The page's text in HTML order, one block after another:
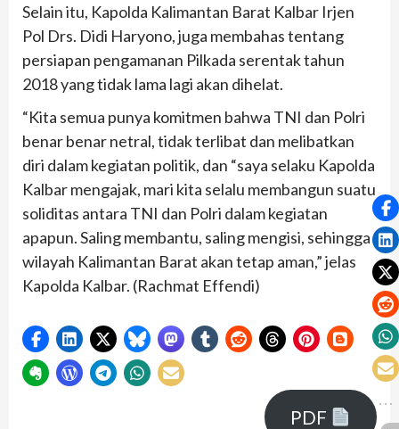
Selain itu, Kapolda Kalimantan Barat Kalbar Irjen
Pol Drs. Didi Haryono, juga membahas tentang
persiapan pengamanan Pilkada serentak tahun
2018 yang tidak lama lagi akan dihelat.
“Kita semua punya komitmen bahwa TNI dan Polri
benar benar netral, tidak terlibat dan melibatkan
diri dalam kegiatan politik, dan “saya selaku Kapolda
Kalbar mengajak, mari kita selalu membangun suatu
soliditas antara TNI dan Polri dalam kegiatan
apapun. Saling membantu, saling mengisi, sehingga
wilayah Kalimantan Barat akan tetap aman,” jelas
Kapolda Kalbar. (Rachmat Effendi)
PDF